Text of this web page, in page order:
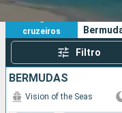
Cidades
3
cruzeiros
Os
Filtro
BERMUDAS
Vision of the Seas